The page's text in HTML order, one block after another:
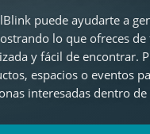
puede ayudarte a
lo que ofreces de
y fácil de encontrar.
espacios o eventos
interesadas dentro